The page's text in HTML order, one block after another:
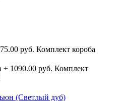
Комплект короба
Комплект